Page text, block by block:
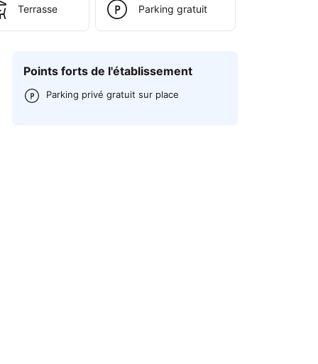
Terrasse Parking gratuit
Points forts de l'établissement
Parking privé gratuit sur place